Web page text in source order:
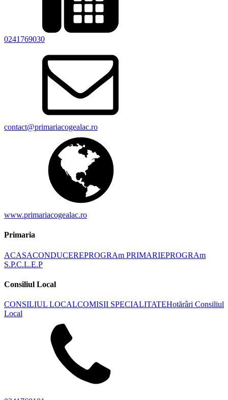
0241769030
contact@primariacogealac.ro
www.primariacogealac.ro
Primaria
ACASACONDUCEREPROGRAm PRIMARIEPROGRAm
S.P.C.L.E.P
Consiliul Local
CONSILIUL LOCALCOMISII SPECIALITATEHotărâri Consiliul
Local